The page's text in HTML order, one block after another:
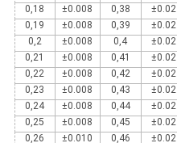
0,18
±0.008 0,38 ±0.02
0,19
±0.008 0,39 ±0.02
0,2
±0.008 0,4 ±0.02
0,21
±0.008 0,41 ±0.02
0,22
±0.008 0,42 ±0.02
0,23
±0.008 0,43 ±0.02
0,24
±0.008 0,44 ±0.02
0,25
±0.008 0,45 ±0.02
0,26
±0.010 0,46 ±0.02